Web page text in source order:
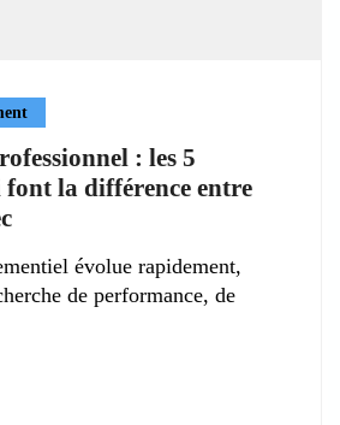
: les 5
la différence entre
évolue rapidement,
de performance, de